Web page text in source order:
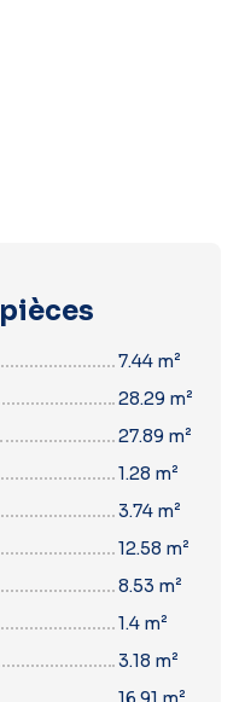
pièces
7.44 m²
28.29 m²
27.89 m²
1.28 m²
3.74 m²
12.58 m²
8.53 m²
1.4 m²
3.18 m²